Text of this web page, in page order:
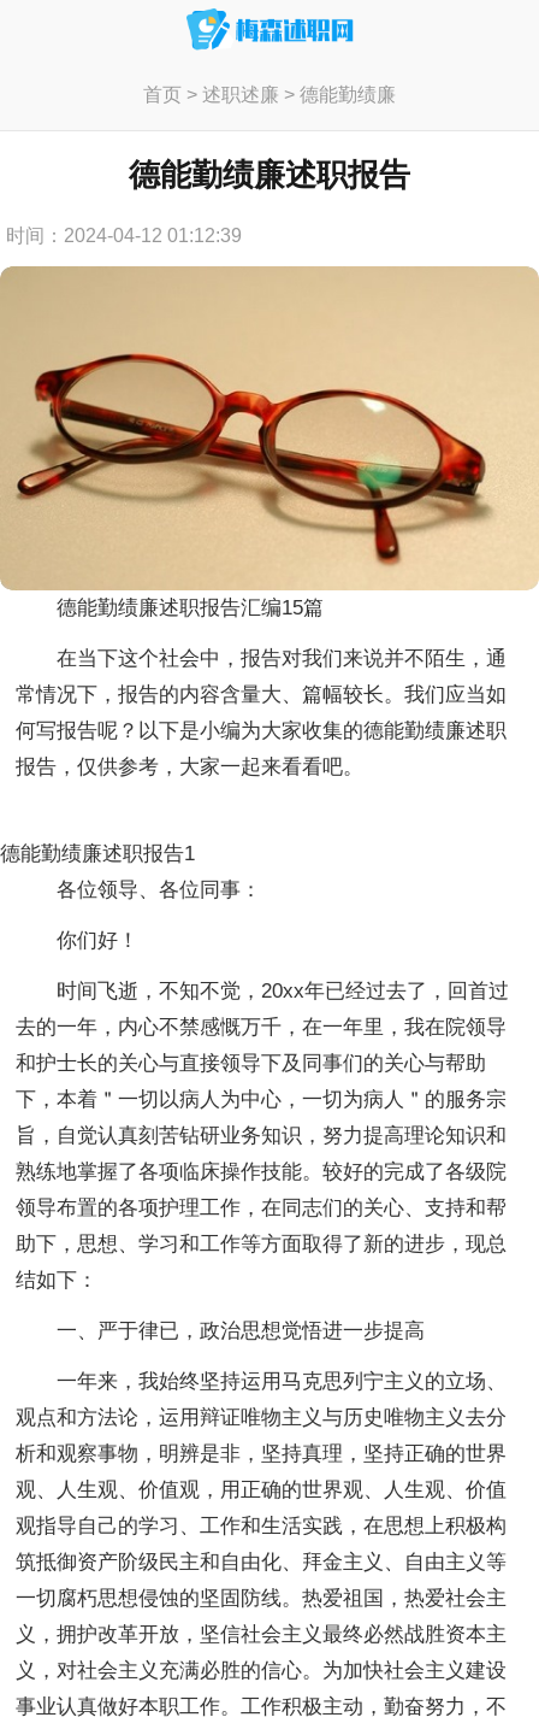
首页> 述职述廉 > 德能勤绩廉
德能勤绩廉述职报告
时间：2024-04-12 01:12:39
德能勤绩廉述职报告汇编15篇
在当下这个社会中，报告对我们来说并不陌生，通
常情况下，报告的内容含量大、篇幅较长。我们应当如
何写报告呢？以下是小编为大家收集的德能勤绩廉述职
报告，仅供参考，大家一起来看看吧。
德能勤绩廉述职报告1
各位领导、各位同事：
你们好！
时间飞逝，不知不觉，20xx年已经过去了，回首过
去的一年，内心不禁感慨万千，在一年里，我在院领导
和护士长的关心与直接领导下及同事们的关心与帮助
下，本着＂一切以病人为中心，一切为病人＂的服务宗
旨，自觉认真刻苦钻研业务知识，努力提高理论知识和
熟练地掌握了各项临床操作技能。较好的完成了各级院
领导布置的各项护理工作，在同志们的关心、支持和帮
助下，思想、学习和工作等方面取得了新的进步，现总
结如下：
一、严于律已，政治思想觉悟进一步提高
一年来，我始终坚持运用马克思列宁主义的立场、
观点和方法论，运用辩证唯物主义与历史唯物主义去分
析和观察事物，明辨是非，坚持真理，坚持正确的世界
观、人生观、价值观，用正确的世界观、人生观、价值
观指导自己的学习、工作和生活实践，在思想上积极构
筑抵御资产阶级民主和自由化、拜金主义、自由主义等
一切腐朽思想侵蚀的坚固防线。热爱祖国，热爱社会主
义，拥护改革开放，坚信社会主义最终必然战胜资本主
义，对社会主义充满必胜的信心。为加快社会主义建设
事业认真做好本职工作。工作积极主动，勤奋努力，不